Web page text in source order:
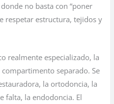
no basta con “poner
respetar estructura, tejidos y
realmente especializado, la
separado. Se
la ortodoncia, la
falta, la endodoncia. El